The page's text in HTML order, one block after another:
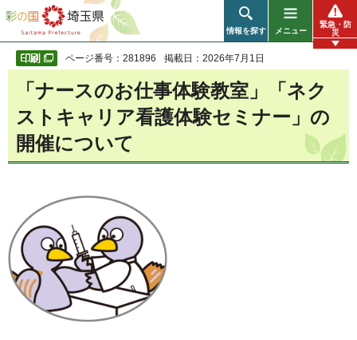
彩の国 埼玉県
情報を探す メニュー
緊急・防
災
ページ番号：281896 掲載日：2026年7月1日
「ナースのお仕事体験教室」「ネク
ストキャリア看護体験セミナー」の
開催について